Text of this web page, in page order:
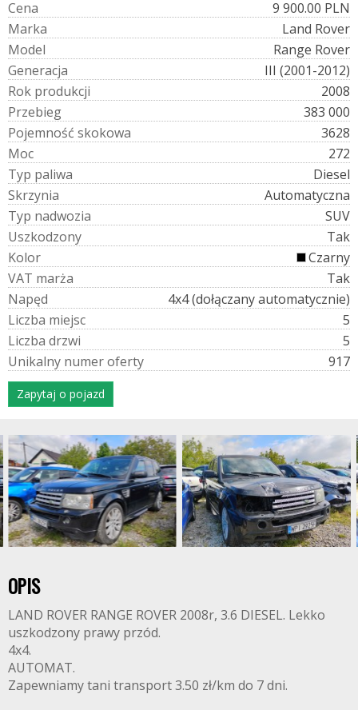
Cena
9 900.00 PLN
Marka
Land Rover
Model
Range Rover
Generacja
III (2001-2012)
Rok produkcji
2008
Przebieg
383 000
Pojemność skokowa
3628
Moc
272
Typ paliwa
Diesel
Skrzynia
Automatyczna
Typ nadwozia
SUV
Uszkodzony
Tak
Kolor
Czarny
VAT marża
Tak
Napęd
4x4 (dołączany automatycznie)
Liczba miejsc
5
Liczba drzwi
5
Unikalny numeroferty 917
Zapytaj o pojazd
OPIS
LAND ROVER RANGE ROVER 2008r, 3.6 DIESEL. Lekko
uszkodzony prawy przód.
4x4.
AUTOMAT.
Zapewniamy tani transport 3.50 zł/km do 7 dni.